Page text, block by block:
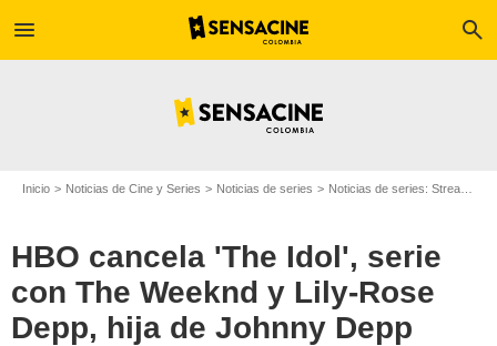
menu search
Inicio Noticias de Cine y Series Noticias de series Noticias de series: Streaming
HBO cancela 'The Idol', serie
con The Weeknd y Lily-Rose
Depp, hija de Johnny Depp